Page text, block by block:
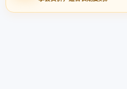
经常下单可开会员更省